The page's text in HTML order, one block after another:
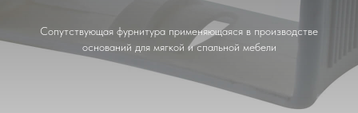
Сопутствующая фурнитура применяющаяся в производстве
оснований для мягкой и спальной мебели